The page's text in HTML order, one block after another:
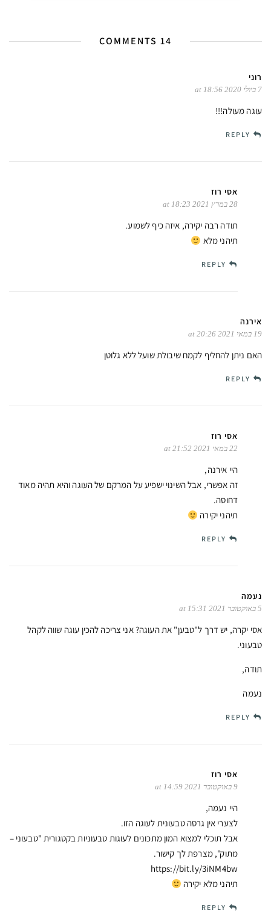
14 COMMENTS
רוני
7 ביולי 2020 at 18:56
עוגה מעולה!!!
REPLY
אסי רוז
28 במרץ 2021 at 18:23
תודה רבה יקירה, איזה כיף לשמוע.
תיהני מלא
REPLY
אירנה
19 במאי 2021 at 20:26
האם ניתן להחליף לקמח שיבולת שועל ללא גלוטן
REPLY
אסי רוז
22 במאי 2021 at 21:52
היי אירנה,
זה אפשרי, אבל השינוי ישפיע על המרקם של העוגה והיא תהיה מאוד
דחוסה.
תיהני יקירה
REPLY
נעמה
5 באוקטובר 2021 at 15:31
אסי יקרה, יש דרך ל"טבען" את העוגה? אני צריכה להכין עוגה שווה לקהל
טבעוני.
תודה,
נעמה
REPLY
אסי רוז
9 באוקטובר 2021 at 14:59
היי נעמה,
לצערי אין גרסה טבעונית לעוגה הזו.
אבל תוכלי למצוא המון מתכונים לעוגות טבעוניות בקטגורית "טבעוני –
מתוק", מצרפת לך קישור.
https://bit.ly/3iNM4bw
תיהני מלא יקירה
REPLY